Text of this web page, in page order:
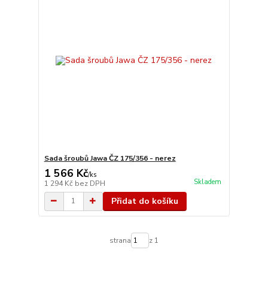
Sada šroubů Jawa ČZ 175/356 - nerez
1 566 Kč/ks
1 294 Kč bez DPH Skladem
Přidat do košíku
strana z 1